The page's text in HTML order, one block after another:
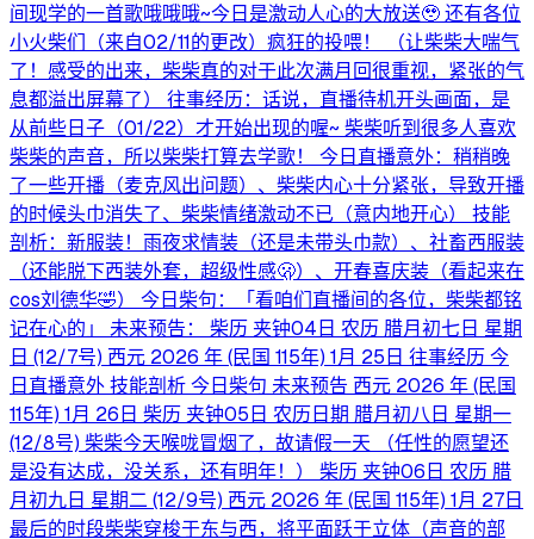
间现学的一首歌哦哦哦~今日是激动人心的大放送🥹 还有各位
小火柴们（来自02/11的更改）疯狂的投喂！ （让柴柴大喘气
了！感受的出来，柴柴真的对于此次满月回很重视，紧张的气
息都溢出屏幕了） 往事经历：话说，直播待机开头画面，是
从前些日子（01/22）才开始出现的喔~ 柴柴听到很多人喜欢
柴柴的声音，所以柴柴打算去学歌！ 今日直播意外：稍稍晚
了一些开播（麦克风出问题）、柴柴内心十分紧张，导致开播
的时候头巾消失了、柴柴情绪激动不已（意内地开心） 技能
剖析：新服装！雨夜求情装（还是未带头巾款）、社畜西服装
（还能脱下西装外套，超级性感🫢）、开春喜庆装（看起来在
cos刘德华🤣） 今日柴句：「看咱们直播间的各位，柴柴都铭
记在心的」 未来预告： 柴历 夹钟04日 农历 腊月初七日 星期
日 (12/7号) 西元 2026 年 (民国 115年) 1月 25日 往事经历 今
日直播意外 技能剖析 今日柴句 未来预告 西元 2026 年 (民国
115年) 1月 26日 柴历 夹钟05日 农历日期 腊月初八日 星期一
(12/8号) 柴柴今天喉咙冒烟了，故请假一天 （任性的愿望还
是没有达成，没关系，还有明年！） 柴历 夹钟06日 农历 腊
月初九日 星期二 (12/9号) 西元 2026 年 (民国 115年) 1月 27日
最后的时段柴柴穿梭于东与西，将平面跃于立体（声音的部